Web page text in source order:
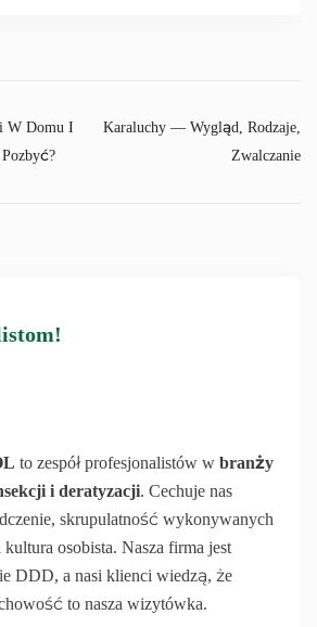
W Domu I
Karaluchy — Wygląd, Rodzaje,
Zwalczanie
to zespół profesjonalistów w branży
i deratyzacji. Cechuje nas
skrupulatność wykonywanych
kultura osobista. Nasza firma jest
DDD, a nasi klienci wiedzą, że
to nasza wizytówka.